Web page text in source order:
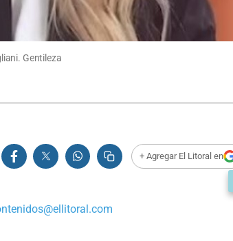
Gentileza
+ Agregar El Litoral en